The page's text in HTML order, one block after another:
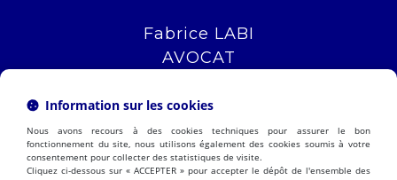
Fabrice LABI
AVOCAT
13006 MARSEILLE
NOUS LOCALISER
Information sur les cookies
Nous avons recours à des cookies techniques pour assurer le bon
fonctionnement du site, nous utilisons également des cookies soumis à votre
consentement pour collecter des statistiques de visite.
Cliquez ci-dessous sur « ACCEPTER » pour accepter le dépôt de l'ensemble des